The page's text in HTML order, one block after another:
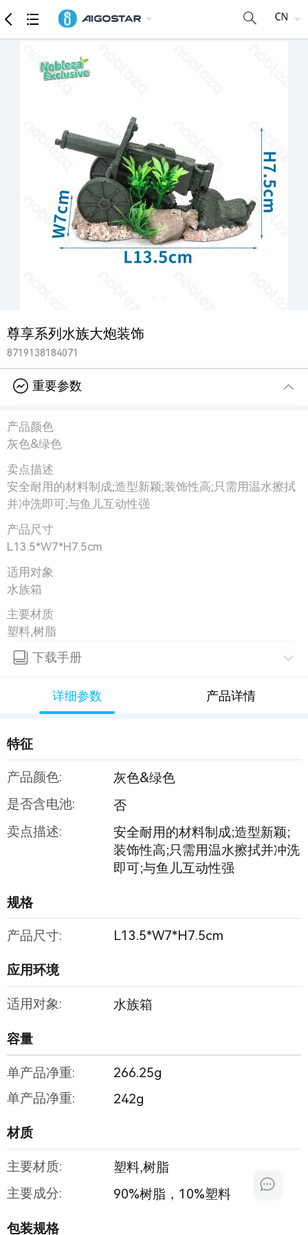
商品 详细参数
尊享系列水族大炮装饰
8719138184071
重要参数
产品颜色
灰色&绿色
卖点描述
安全耐用的材料制成;造型新颖;装饰性高;只需用温水擦拭
并冲洗即可;与鱼儿互动性强
产品尺寸
L13.5*W7*H7.5cm
适用对象
水族箱
主要材质
塑料,树脂
下载手册
详细参数 产品详情
特征
产品颜色:
灰色&绿色
是否含电池:
否
卖点描述:
安全耐用的材料制成;造型新颖;
装饰性高;只需用温水擦拭并冲洗
即可;与鱼儿互动性强
规格
产品尺寸: L13.5*W7*H7.5cm
应用环境
适用对象: 水族箱
容量
单产品净重:
266.25g
单产品净重:
242g
材质
主要材质:
塑料,树脂
主要成分:
90%树脂，10%塑料
包装规格